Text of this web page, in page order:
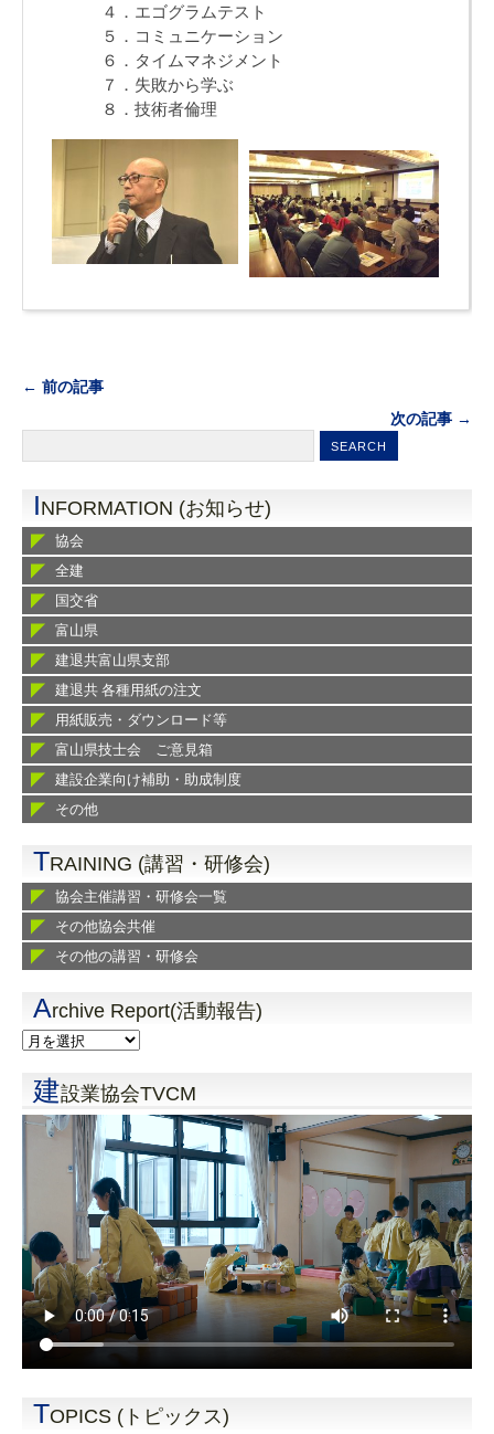
４．エゴグラムテスト
５．コミュニケーション
６．タイムマネジメント
７．失敗から学ぶ
８．技術者倫理
← 前の記事
次の記事 →
INFORMATION (お知らせ)
協会
全建
国交省
富山県
建退共富山県支部
建退共 各種用紙の注文
用紙販売・ダウンロード等
富山県技士会 ご意見箱
建設企業向け補助・助成制度
その他
TRAINING (講習・研修会)
協会主催講習・研修会一覧
その他協会共催
その他の講習・研修会
Archive Report(活動報告)
建設業協会TVCM
TOPICS (トピックス)